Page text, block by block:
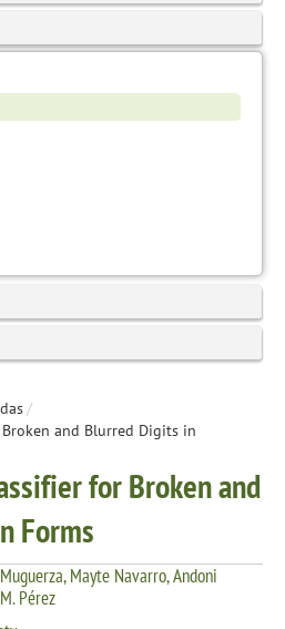
/
and Blurred Digits in
for Broken and
Forms
Mayte Navarro, Andoni
Pérez